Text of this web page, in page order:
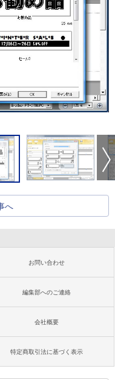
へ
お問い合わせ
編集部へのご連絡
会社概要
特定商取引法に基づく表示